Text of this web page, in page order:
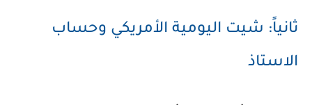
ثانياً: شيت اليومية الأمريكي وحساب
الاستاذ